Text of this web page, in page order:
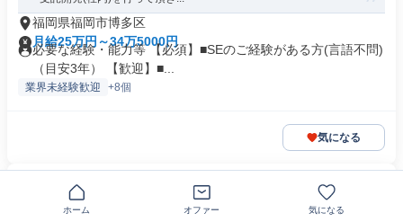
福岡県福岡市博多区
月給25万円～34万5000円
必要な経験・能力等 【必須】■SEのご経験がある方(言語不問)
（目安3年） 【歓迎】■...
業界未経験歓迎 +8個
気になる
【バックエンドエンジニア(レコメンド領域) / Yahoo!メ
ホーム オファー 気になる